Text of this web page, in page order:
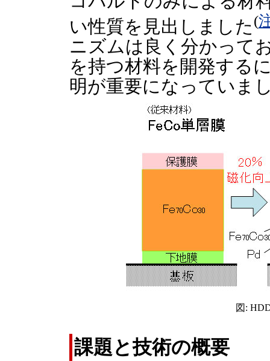
い性質を見出しました (
ニズムは良く分かって
を持つ材料を開発する
明が重要になっていま
図:
課題と技術の概要